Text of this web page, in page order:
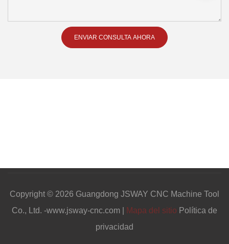
ENVIAR CONSULTA AHORA
Copyright © 2026 Guangdong JSWAY CNC Machine Tool
Co., Ltd. -www.jsway-cnc.com |
Mapa del sitio Política de
privacidad